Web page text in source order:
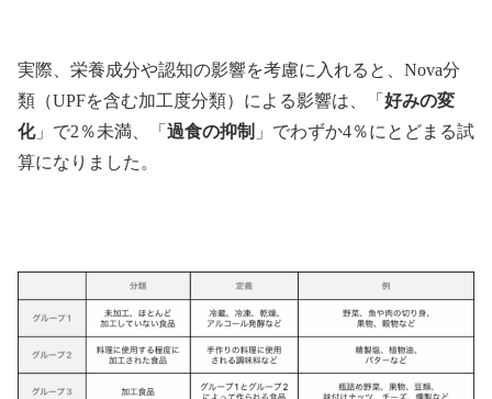
実際、栄養成分や認知の影響を考慮に入れると、Nova分
類（UPFを含む加工度分類）による影響は、「 好みの変
化」で2％未満、「 過食の抑制 」でわずか4％にとどまる試
算になりました。